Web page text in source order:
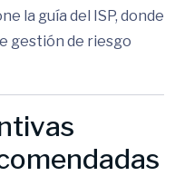
la guía del ISP, donde
gestión de riesgo